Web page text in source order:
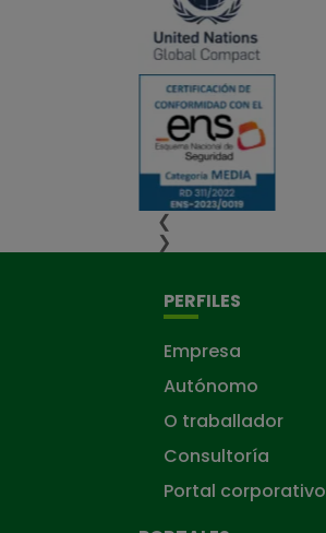
❮
❯
PERFILES
Empresa
Autónomo
O traballador
Consultoría
Portal corporativo